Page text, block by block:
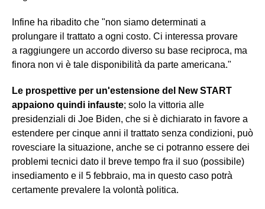
Infine ha ribadito che "non siamo determinati a
prolungare il trattato a ogni costo. Ci interessa provare
a raggiungere un accordo diverso su base reciproca, ma
finora non vi è tale disponibilità da parte americana."
Le prospettive per un'estensione del New START
appaiono quindi infauste; solo la vittoria alle
presidenziali di Joe Biden, che si è dichiarato in favore a
estendere per cinque anni il trattato senza condizioni, può
rovesciare la situazione, anche se ci potranno essere dei
problemi tecnici dato il breve tempo fra il suo (possibile)
insediamento e il 5 febbraio, ma in questo caso potrà
certamente prevalere la volontà politica.